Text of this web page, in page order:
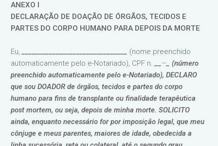
ANEXO I
DECLARAÇÃO DE DOAÇÃO DE ÓRGÃOS, TECIDOS E
PARTES DO CORPO HUMANO PARA DEPOIS DA MORTE
Eu,_______________________________ (nome preenchido
automaticamente pelo e-Notariado), CPF n.__–_ (número
preenchido automaticamente pelo e-Notariado), DECLARO
que sou DOADOR de órgãos, tecidos e partes do corpo
humano para fins de transplante ou finalidade terapêutica
post mortem, ou seja, depois de minha morte. SOLICITO
ainda, enquanto necessário for por imposição legal, que meu
cônjuge e meus parentes, maiores de idade, obedecida a